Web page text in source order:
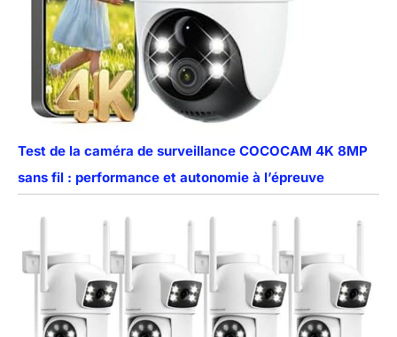
Test de la caméra de surveillance COCOCAM 4K 8MP
sans fil : performance et autonomie à l’épreuve